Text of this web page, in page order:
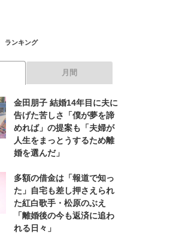
ランキング
月間
金田朋子 結婚14年目に夫に
告げた苦しさ「僕が夢を諦
めれば」の提案も「夫婦が
人生をまっとうするため離
婚を選んだ」
多額の借金は「報道で知っ
た」自宅も差し押さえられ
た紅白歌手・松原のぶえ
「離婚後の今も返済に追わ
れる日々」